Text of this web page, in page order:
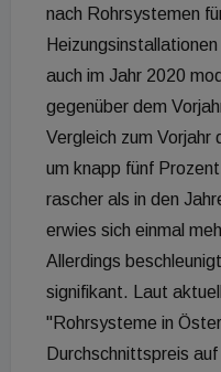
nach Rohrsystemen
auch im Jahr 2020
gegenüber dem
Vergleich zum Vorjahr
um knapp fünf
rascher als in den
erwies sich einmal
Allerdings
signifikant. Laut
"Rohrsysteme in
Durchschnittspreis